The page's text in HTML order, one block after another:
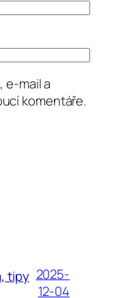
e-mail a
komentáře.
tipy 2025-
12-04